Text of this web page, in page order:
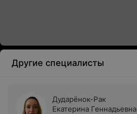
Другие специалисты
Дударёнок-Рак
Екатерина Геннадьевна